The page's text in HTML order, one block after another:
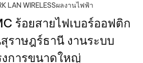
LAN WIRELESSผลงานไฟฟ้า
ร้อยสายไฟเบอร์ออฟติก
ราษฎร์ธานี งานระบบ
การขนาดใหญ่